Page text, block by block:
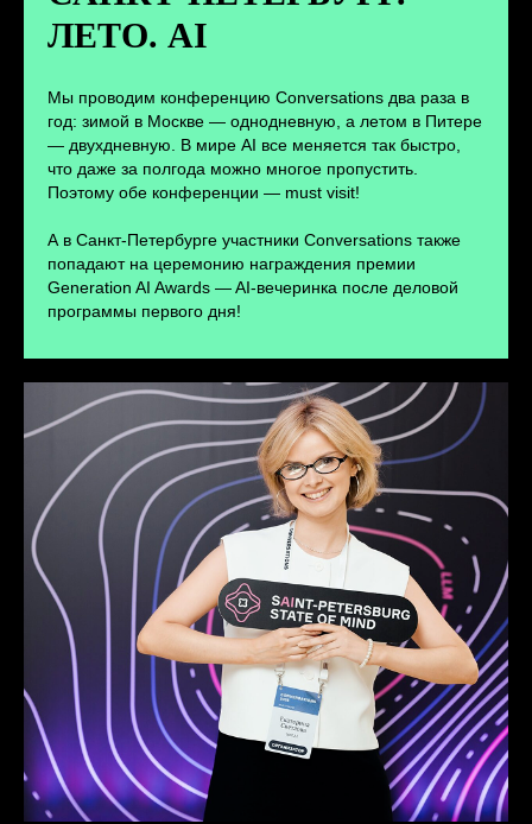
ЛЕТО. AI
Мы проводим конференцию Conversations два раза в
год: зимой в Москве — однодневную, а летом в Питере
— двухдневную. В мире AI все меняется так быстро,
что даже за полгода можно многое пропустить.
Поэтому обе конференции — must visit!
А в Санкт-Петербурге участники Conversations также
попадают на церемонию награждения премии
Generation AI Awards — AI-вечеринка после деловой
программы первого дня!